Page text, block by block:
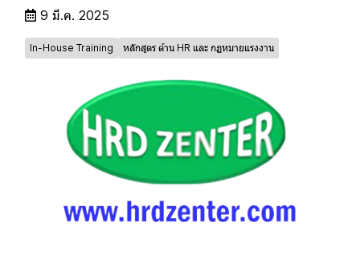
9 มี.ค. 2025
In-House Training หลักสูตร ด้าน HR และ กฏหมายแรงงาน